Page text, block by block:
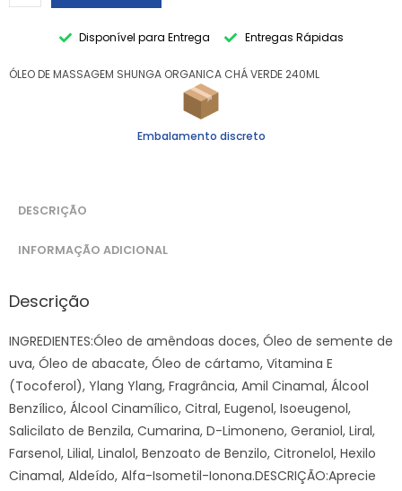
Disponível para Entrega Entregas Rápidas
ÓLEO DE MASSAGEM SHUNGA ORGANICA CHÁ VERDE 240ML
Embalamento discreto
DESCRIÇÃO
INFORMAÇÃO ADICIONAL
Descrição
INGREDIENTES:Óleo de amêndoas doces, Óleo de semente de
uva, Óleo de abacate, Óleo de cártamo, Vitamina E
(Tocoferol), Ylang Ylang, Fragrância, Amil Cinamal, Álcool
Benzílico, Álcool Cinamílico, Citral, Eugenol, Isoeugenol,
Salicilato de Benzila, Cumarina, D-Limoneno, Geraniol, Liral,
Farsenol, Lilial, Linalol, Benzoato de Benzilo, Citronelol, Hexilo
Cinamal, Aldeído, Alfa-Isometil-Ionona.DESCRIÇÃO:Aprecie